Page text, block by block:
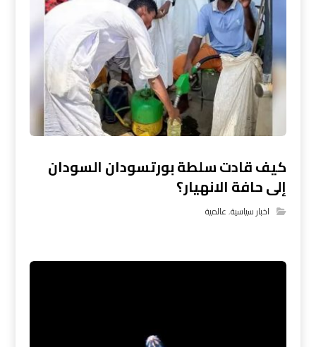
كيف قادت سلطة بورتسودان السودان
إلى حافة الانهيار؟
اخبار سياسية,عالمية